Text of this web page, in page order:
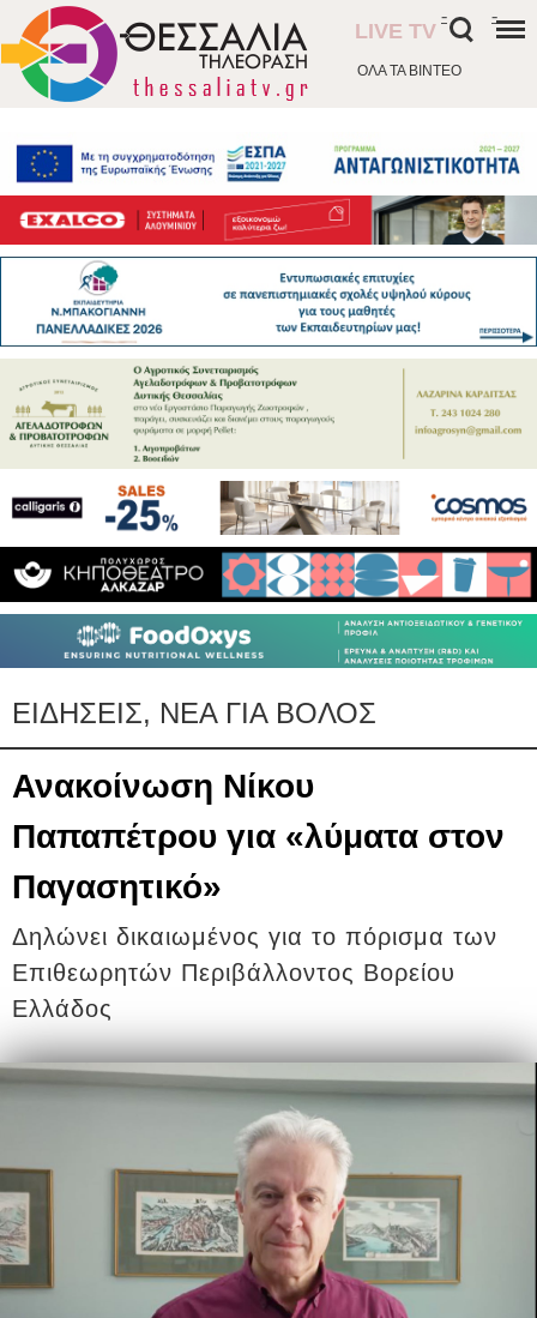
ΟΛΑ ΤΑ ΒΙΝΤΕΟ
LIVE TV
- -
ΕΙΔΗΣΕΙΣ, ΝΕΑ ΓΙΑ ΒΟΛΟΣ
Ανακοίνωση Νίκου
Παπαπέτρου για «λύματα στον
Παγασητικό»
Δηλώνει δικαιωμένος για το πόρισμα των
Επιθεωρητών Περιβάλλοντος Βορείου
Ελλάδος